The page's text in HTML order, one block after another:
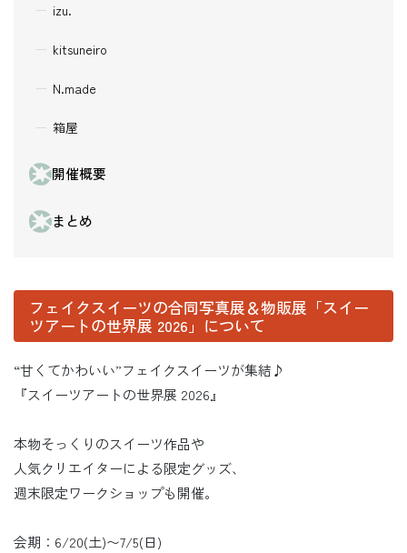
izu.
kitsuneiro
N.made
箱屋
開催概要
まとめ
フェイクスイーツの合同写真展＆物販展「スイー
ツアートの世界展 2026」について
“甘くてかわいい”フェイクスイーツが集結♪
『スイーツアートの世界展 2026』
本物そっくりのスイーツ作品や
人気クリエイターによる限定グッズ、
週末限定ワークショップも開催。
会期：6/20(土)〜7/5(日)